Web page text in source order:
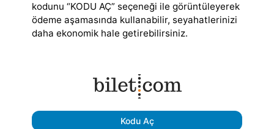
kodunu “KODU AÇ” seçeneği ile görüntüleyerek
ödeme aşamasında kullanabilir, seyahatlerinizi
daha ekonomik hale getirebilirsiniz.
Kodu Aç